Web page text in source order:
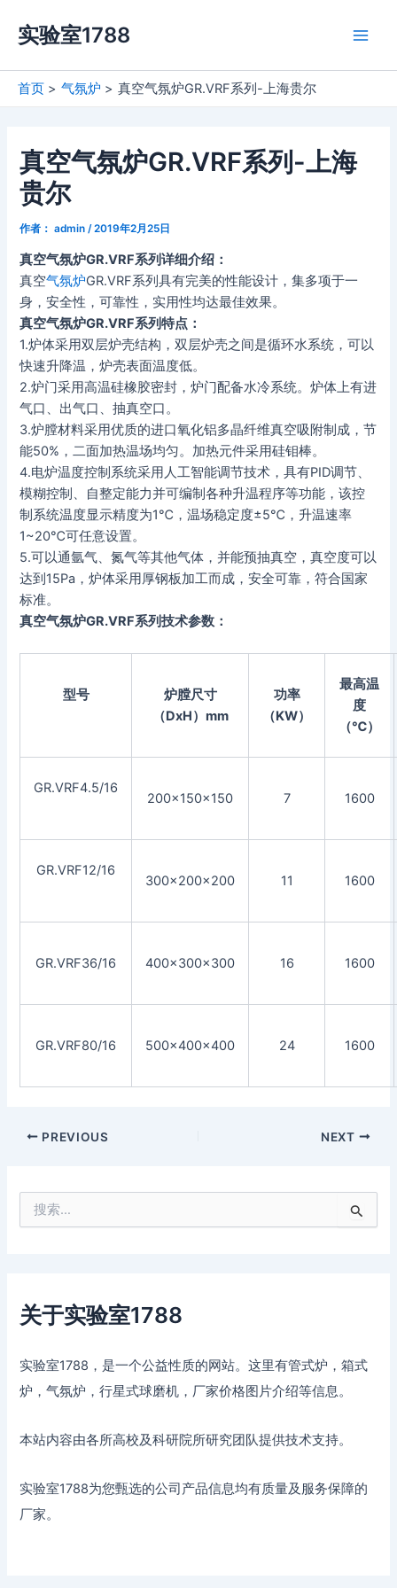
容
实验室1788
首页 气氛炉 真空气氛炉GR.VRF系列-上海贵尔
关于实验室1788
实验室1788，是一个公益性质的网站。这里有管式炉，箱式
炉，气氛炉，行星式球磨机，厂家价格图片介绍等信息。
本站内容由各所高校及科研院所研究团队提供技术支持。
实验室1788为您甄选的公司产品信息均有质量及服务保障的
厂家。
真空气氛炉GR.VRF系列-上海
贵尔
作者： admin /2019年2月25日
真空气氛炉GR.VRF系列详细介绍：
真空气氛炉GR.VRF系列具有完美的性能设计，集多项于一
身，安全性，可靠性，实用性均达最佳效果。
真空气氛炉GR.VRF系列特点：
1.炉体采用双层炉壳结构，双层炉壳之间是循环水系统，可以
快速升降温，炉壳表面温度低。
2.炉门采用高温硅橡胶密封，炉门配备水冷系统。炉体上有进
气口、出气口、抽真空口。
3.炉膛材料采用优质的进口氧化铝多晶纤维真空吸附制成，节
能50%，二面加热温场均匀。加热元件采用硅钼棒。
4.电炉温度控制系统采用人工智能调节技术，具有PID调节、
模糊控制、自整定能力并可编制各种升温程序等功能，该控
制系统温度显示精度为1℃，温场稳定度±5℃，升温速率
1~20℃可任意设置。
5.可以通氩气、氮气等其他气体，并能预抽真空，真空度可以
达到15Pa，炉体采用厚钢板加工而成，安全可靠，符合国家
标准。
真空气氛炉GR.VRF系列技术参数：
型号
炉膛尺寸
（DxH）mm
功率
（KW）
最高温
度
（℃）
GR.VRF4.5/16
200x150x150 7 1600
GR.VRF12/16
300x200x200 11 1600
GR.VRF36/16 400x300x300 16 1600
GR.VRF80/16 500x400x400 24 1600
PREVIOUS NEXT